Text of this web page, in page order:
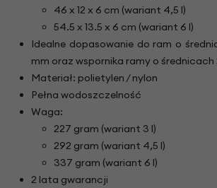
46 x 12 x 6 cm (wariant 4,5 l)
54.5 x 13.5 x 6 cm (wariant 6 l)
Idealne dopasowanie do ram o
mm oraz wspornika ramy o średnicach
Materiał: polietylen / nylon
Pełna wodoszczelność
Waga:
227 gram (wariant 3 l)
292 gram (wariant 4,5 l)
337 gram (wariant 6 l)
2 lata gwarancji